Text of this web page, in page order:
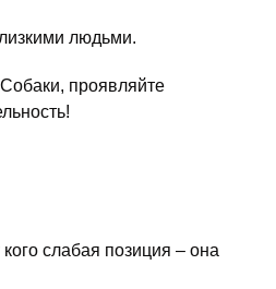
людьми.
проявляйте
слабая позиция – она